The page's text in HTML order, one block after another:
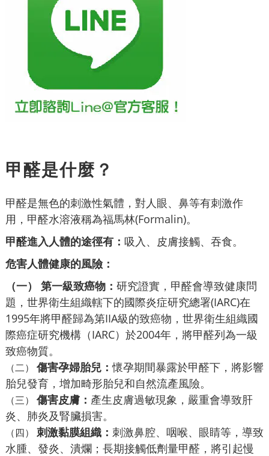
甲醛是什麼？
甲醛是無色的刺激性氣體，對人眼、鼻等有刺激作
用，甲醛水溶液稱為福馬林(Formalin)。
甲醛進入人體的途徑有： 吸入、皮膚接觸、吞食。
危害人體健康的風險：
（一） 第一級致癌物： 研究證實，甲醛會導致健康問
題，世界衛生組織轄下的國際炎症研究總署(IARC)在
1995年將甲醛歸為第IIA級的致癌物，世界衛生組織國
際癌症研究機構（IARC）於2004年，將甲醛列為一級
致癌物質。
（二）傷害孕婦胎兒：懷孕期間暴露於甲醛下，將影響
胎兒發育，增加畸形胎兒和自然流產風險。
（三）傷害皮膚： 產生皮膚過敏現象，嚴重會導致肝
炎、肺炎及腎臟損害。
（四） 刺激黏膜組織： 刺激鼻腔、咽喉、眼睛等，導致
水腫、發炎、潰爛；長期接觸低劑量甲醛，將引起慢